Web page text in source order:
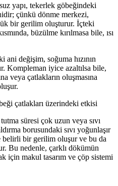
yapı, tekerlek göbeğindeki
çünkü dönme merkezi,
bir gerilim oluşturur. İçteki
büzülme kırılmasa bile, ısı
değişim, soğuma hızının
Kompleman iyice azaltılsa bile,
veya çatlakların oluşmasına
çatlakları üzerindeki etkisi
süresi çok uzun veya sıvı
borusundaki sıvı yoğunlaşır
belirli bir gerilim oluşur ve bu da
Bu nedenle, çarklı dökümün
için makul tasarım ve çöp sistemi